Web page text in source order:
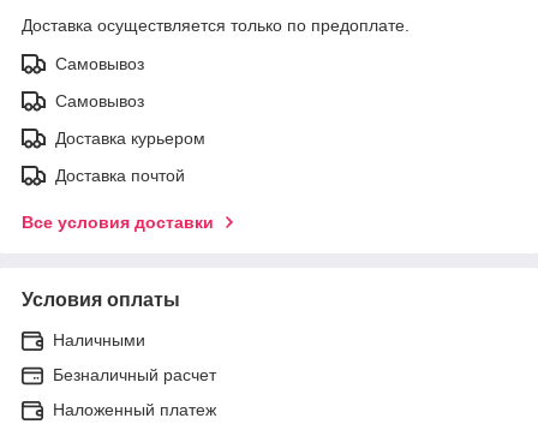
Доставка осуществляется только по предоплате.
Самовывоз
Самовывоз
Доставка курьером
Доставка почтой
Все условия доставки
Условия оплаты
Наличными
Безналичный расчет
Наложенный платеж